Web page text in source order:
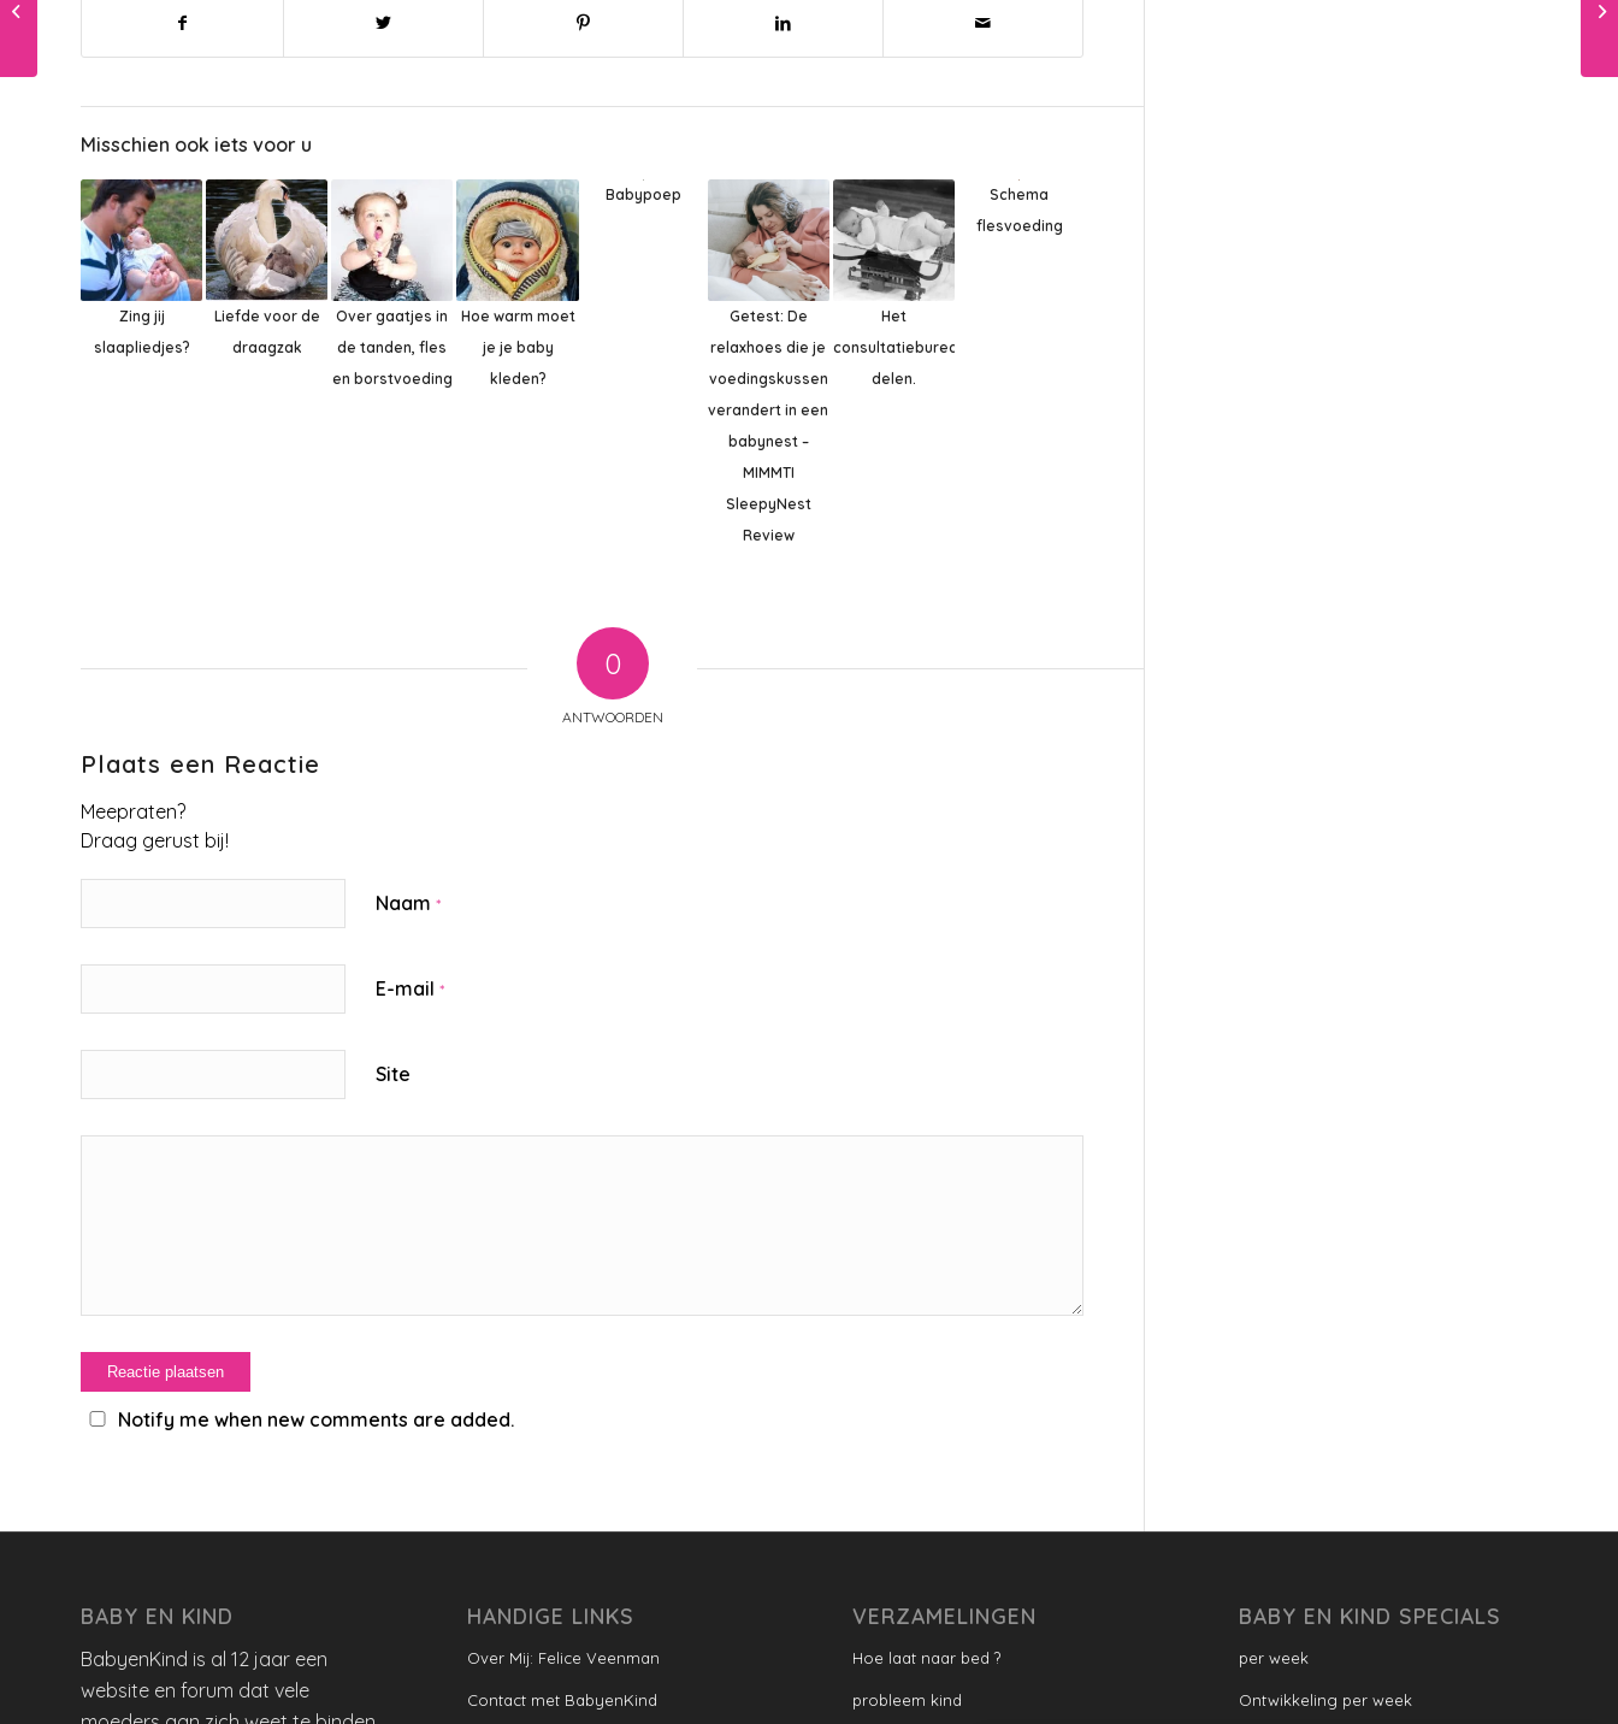
Misschien ook iets voor u
Zing jij
slaapliedjes?
Liefde voor de
draagzak
Over gaatjes in
de tanden, fles
en borstvoeding
Hoe warm moet
je je baby
kleden?
Babypoep
Getest: De
relaxhoes die je
voedingskussen
verandert in een
babynest –
MIMMTI
SleepyNest
Review
Het
consultatiebureau….ervaringen
delen.
Schema
flesvoeding
0
ANTWOORDEN
Plaats een Reactie
Meepraten?
Draag gerust bij!
Naam *
E-mail *
Site
Notify me when new comments are added.
BABY EN KIND
BabyenKind is al 12 jaar een
website en forum dat vele
HANDIGE LINKS
Over Mij: Felice Veenman
Contact met BabyenKind
VERZAMELINGEN
Hoe laat naar bed ?
probleem kind
BABY EN KIND SPECIALS
per week
Ontwikkeling per week